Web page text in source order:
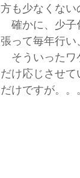
方も少なくない
確かに、少子
張って毎年行い
そういったワ
だけ応じさせ
だけですが。。